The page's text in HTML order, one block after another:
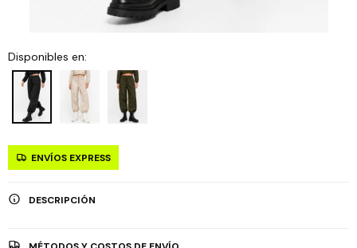
Disponibles en:
ENVÍOS EXPRESS
DESCRIPCIÓN